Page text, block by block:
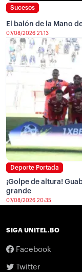
Sucesos
El balón de la Mano
07/08/2026 21:13
Deporte Portada
¡Golpe de altura!
grande
07/08/2026 20:35
SIGA UNITEL.BO
Facebook
Twitter